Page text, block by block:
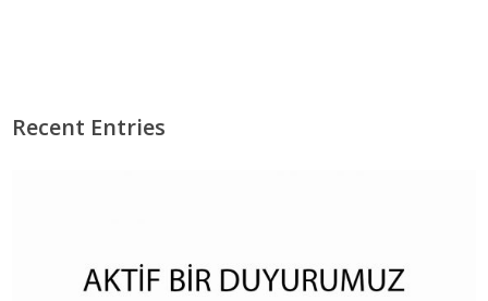
Recent Entries